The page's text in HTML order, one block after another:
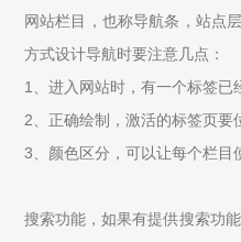
网站栏目，也称导航条，站点
方式设计导航时要注意几点：
1、进入网站时，有一个标签已
2、正确绘制，激活的标签页要
3、颜色区分，可以让每个栏目
搜索功能，如果有提供搜索功